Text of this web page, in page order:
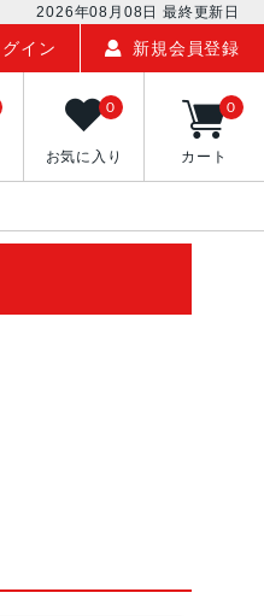
2026年08月08日 最終更新日
グイン 新規会員登録
お気に入り
0
カート
0